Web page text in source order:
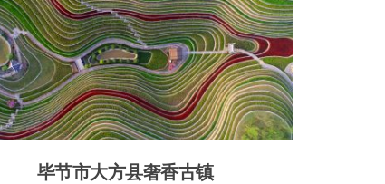
毕节市大方县奢香古镇